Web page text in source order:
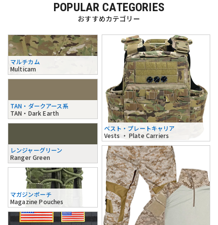
POPULAR CATEGORIES
おすすめカテゴリー
マルチカム
Multicam
TAN・ダークアース系
TAN・Dark Earth
レンジャーグリーン
Ranger Green
ベスト・プレートキャリア
Vests ・ Plate Carriers
マガジンポーチ
Magazine Pouches